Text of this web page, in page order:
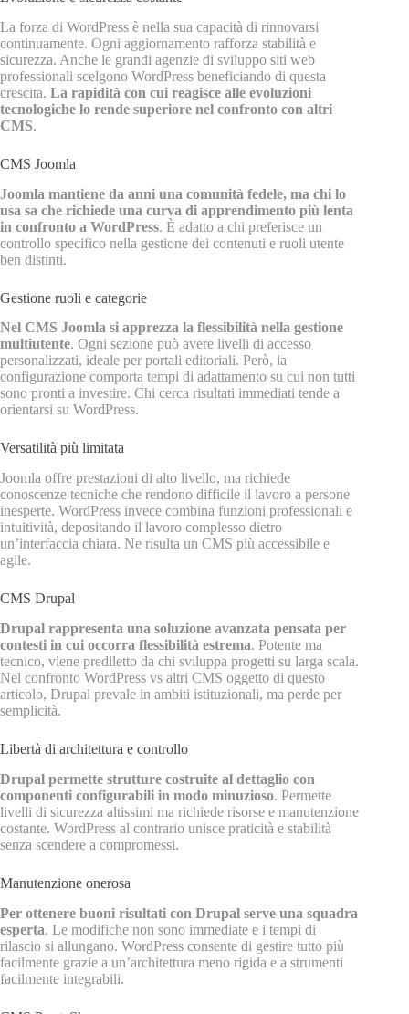
La forza di WordPress è nella sua capacità di rinnovarsi
continuamente. Ogni aggiornamento rafforza stabilità e
sicurezza. Anche le grandi agenzie di sviluppo siti web
professionali scelgono WordPress beneficiando di questa
crescita. La rapidità con cui reagisce alle evoluzioni
tecnologiche lo rende superiore nel confronto con altri
CMS.
CMS Joomla
Joomla mantiene da anni una comunità fedele, ma chi lo
usa sa che richiede una curva di apprendimento più lenta
in confronto a WordPress. È adatto a chi preferisce un
controllo specifico nella gestione dei contenuti e ruoli utente
ben distinti.
Gestione ruoli e categorie
Nel CMS Joomla si apprezza la flessibilità nella gestione
multiutente. Ogni sezione può avere livelli di accesso
personalizzati, ideale per portali editoriali. Però, la
configurazione comporta tempi di adattamento su cui non tutti
sono pronti a investire. Chi cerca risultati immediati tende a
orientarsi su WordPress.
Versatilità più limitata
Joomla offre prestazioni di alto livello, ma richiede
conoscenze tecniche che rendono difficile il lavoro a persone
inesperte. WordPress invece combina funzioni professionali e
intuitività, depositando il lavoro complesso dietro
un’interfaccia chiara. Ne risulta un CMS più accessibile e
agile.
CMS Drupal
Drupal rappresenta una soluzione avanzata pensata per
contesti in cui occorra flessibilità estrema. Potente ma
tecnico, viene prediletto da chi sviluppa progetti su larga scala.
Nel confronto WordPress vs altri CMS oggetto di questo
articolo, Drupal prevale in ambiti istituzionali, ma perde per
semplicità.
Libertà di architettura e controllo
Drupal permette strutture costruite al dettaglio con
componenti configurabili in modo minuzioso. Permette
livelli di sicurezza altissimi ma richiede risorse e manutenzione
costante. WordPress al contrario unisce praticità e stabilità
senza scendere a compromessi.
Manutenzione onerosa
Per ottenere buoni risultati con Drupal serve una squadra
esperta. Le modifiche non sono immediate e i tempi di
rilascio si allungano. WordPress consente di gestire tutto più
facilmente grazie a un’architettura meno rigida e a strumenti
facilmente integrabili.